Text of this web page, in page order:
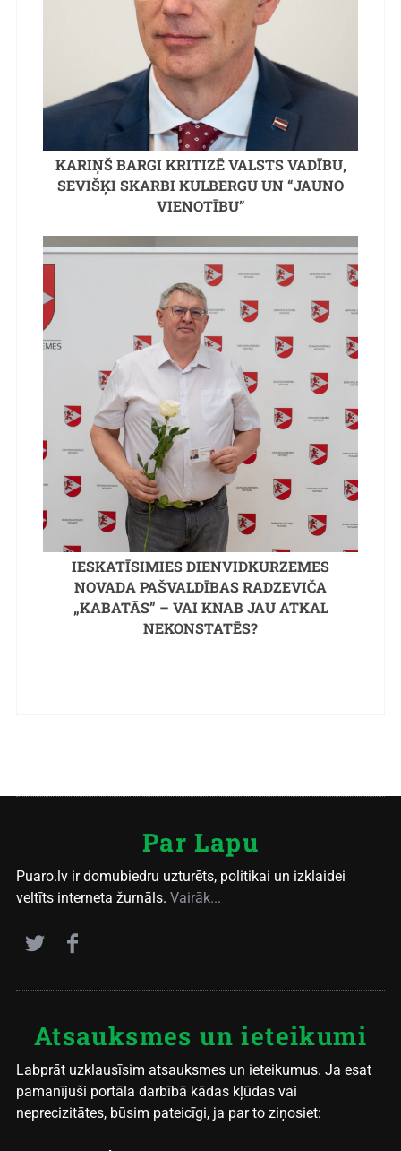
KARIŅŠ BARGI KRITIZĒ VALSTS VADĪBU,
SEVIŠĶI SKARBI KULBERGU UN “JAUNO
VIENOTĪBU”
IESKATĪSIMIES DIENVIDKURZEMES
NOVADA PAŠVALDĪBAS RADZEVIČA
„KABATĀS” – VAI KNAB JAU ATKAL
NEKONSTATĒS?
Par Lapu
Puaro.lv ir domubiedru uzturēts, politikai un izklaidei
veltīts interneta žurnāls. Vairāk...
Atsauksmes un ieteikumi
Labprāt uzklausīsim atsauksmes un ieteikumus. Ja esat
pamanījuši portāla darbībā kādas kļūdas vai
neprecizitātes, būsim pateicīgi, ja par to ziņosiet: